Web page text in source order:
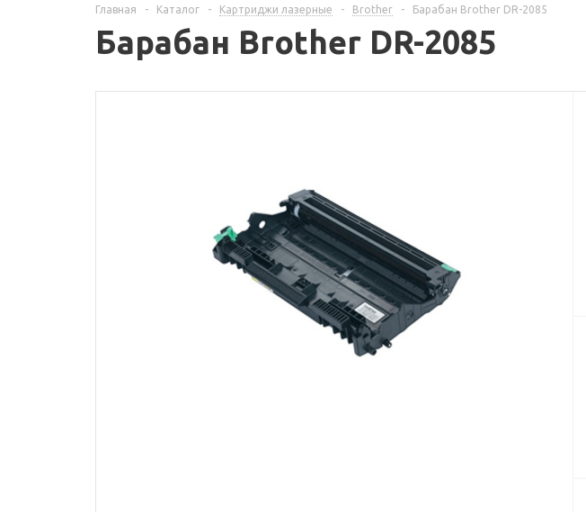
Главная - Каталог - Картриджи лазерные - Brother - Барабан Brother DR-2085
Барабан Brother DR-2085